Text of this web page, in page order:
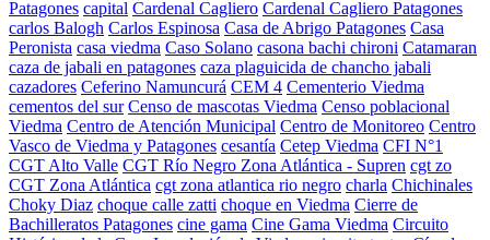
Patagones capital Cardenal Cagliero Cardenal Cagliero Patagones
carlos Balogh Carlos Espinosa Casa de Abrigo Patagones Casa
Peronista casa viedma Caso Solano casona bachi chironi Catamaran
caza de jabali en patagones caza plaguicida de chancho jabali
cazadores Ceferino Namuncurá CEM 4 Cementerio Viedma
cementos del sur Censo de mascotas Viedma Censo poblacional
Viedma Centro de Atención Municipal Centro de Monitoreo Centro
Vasco de Viedma y Patagones cesantía Cetep Viedma CFI N°1
CGT Alto Valle CGT Río Negro Zona Atlántica - Supren cgt zo
CGT Zona Atlántica cgt zona atlantica rio negro charla Chichinales
Choky Diaz choque calle zatti choque en Viedma Cierre de
Bachilleratos Patagones cine gama Cine Gama Viedma Circuito